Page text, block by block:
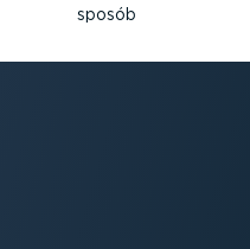
sposób